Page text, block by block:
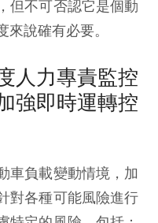
不可否認它是個動
說確有必要。
人力專責監控
強即時運轉控
負載變動情境，加
對各種可能風險進行